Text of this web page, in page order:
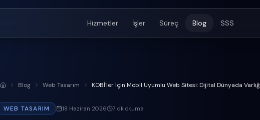
Hizmetler İşler Süreç Blog SSS
Anasayfa
Blog Web Tasarım KOBİ'ler İçin Mobil Uyumlu Web Sitesi: Dijital Dünyada
WEB TASARIM 18 Haziran 2026 7 dk okuma